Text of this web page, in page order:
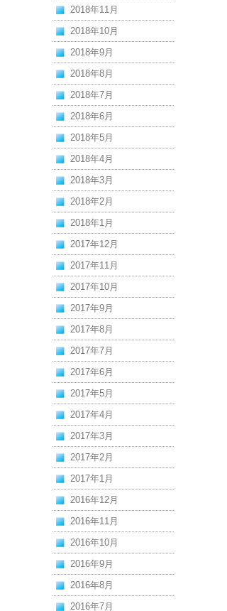
2018年11月
2018年10月
2018年9月
2018年8月
2018年7月
2018年6月
2018年5月
2018年4月
2018年3月
2018年2月
2018年1月
2017年12月
2017年11月
2017年10月
2017年9月
2017年8月
2017年7月
2017年6月
2017年5月
2017年4月
2017年3月
2017年2月
2017年1月
2016年12月
2016年11月
2016年10月
2016年9月
2016年8月
2016年7月